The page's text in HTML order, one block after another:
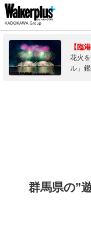
【臨
花火
ル」
群馬県の”